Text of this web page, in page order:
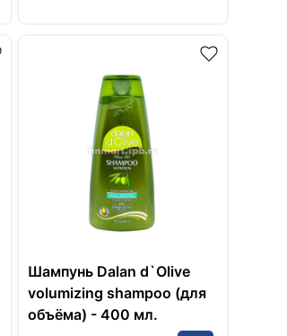
Шампунь Dalan d`Olive
volumizing shampoo (для
объёма) - 400 мл.